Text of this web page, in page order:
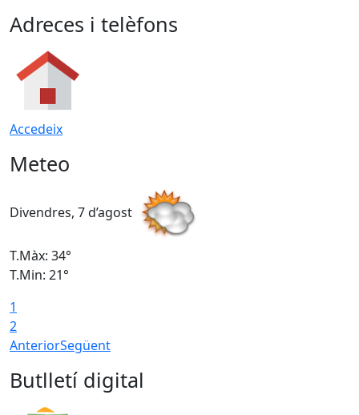
Adreces i telèfons
Accedeix
Meteo
Divendres, 7 d’agost
T.Màx: 34°
T.Min: 21°
1
2
AnteriorSegüent
Butlletí digital